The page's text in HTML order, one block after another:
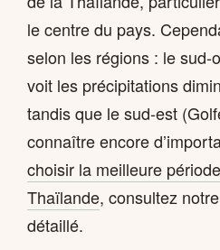
le centre du pays.
selon les régions : le sud-
voit les précipitations
tandis que le sud-est
connaître encore
choisir la meilleure
Thaïlande, consultez
détaillé.